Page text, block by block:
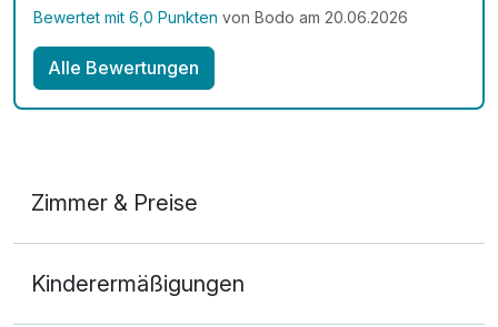
Bewertet mit 6,0 Punkten von Bodo am 20.06.2026
Alle Bewertungen
Zimmer & Preise
2 Erwachsene
Kinderermäßigungen